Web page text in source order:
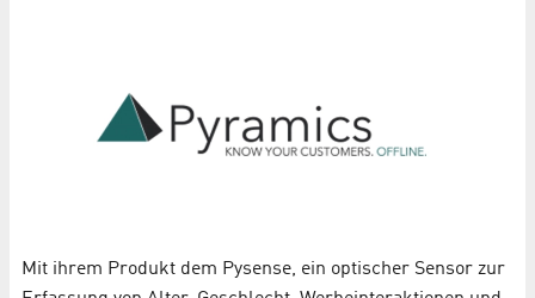
Mit ihrem Produkt dem Pysense, ein optischer Sensor zur